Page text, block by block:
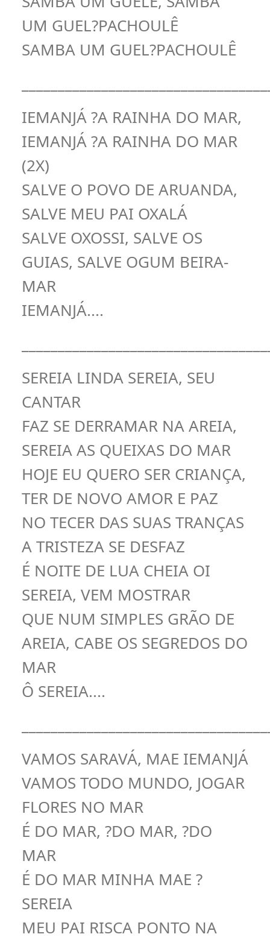
UM GUEL?PACHOULÊ
SAMBA UM GUEL?PACHOULÊ
IEMANJÁ ?A RAINHA DO MAR,
IEMANJÁ ?A RAINHA DO MAR
(2X)
SALVE O POVO DE ARUANDA,
SALVE MEU PAI OXALÁ
SALVE OXOSSI, SALVE OS
GUIAS, SALVE OGUM BEIRA-
MAR
IEMANJÁ....
SEREIA LINDA SEREIA, SEU
CANTAR
FAZ SE DERRAMAR NA AREIA,
SEREIA AS QUEIXAS DO MAR
HOJE EU QUERO SER CRIANÇA,
TER DE NOVO AMOR E PAZ
NO TECER DAS SUAS TRANÇAS
A TRISTEZA SE DESFAZ
É NOITE DE LUA CHEIA OI
SEREIA, VEM MOSTRAR
QUE NUM SIMPLES GRÃO DE
AREIA, CABE OS SEGREDOS DO
MAR
Ô SEREIA....
VAMOS SARAVÁ, MAE IEMANJÁ
VAMOS TODO MUNDO, JOGAR
FLORES NO MAR
É DO MAR, ?DO MAR, ?DO
MAR
É DO MAR MINHA MAE ?
SEREIA
MEU PAI RISCA PONTO NA